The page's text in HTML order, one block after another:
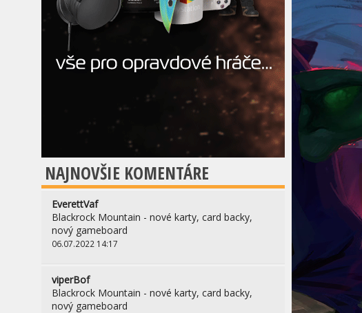
NAJNOVŠIE KOMENTÁRE
EverettVaf
Blackrock Mountain - nové karty, card backy,
nový gameboard
06.07.2022 14:17
viperBof
Blackrock Mountain - nové karty, card backy,
nový gameboard